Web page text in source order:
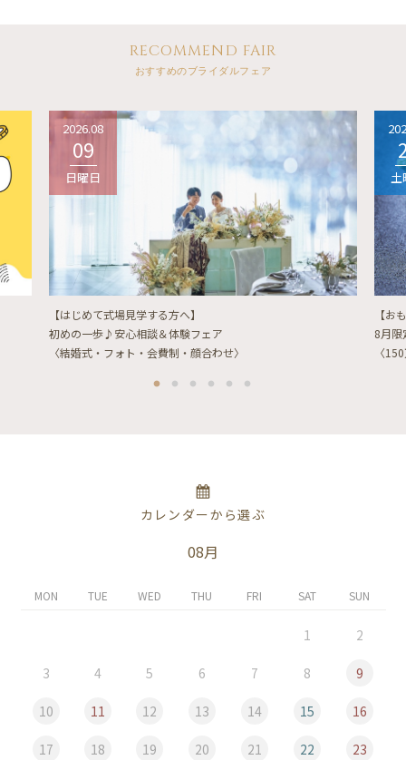
RECOMMEND FAIR
おすすめのブライダルフェア
2026.08
09
日曜日
【はじめて式場見学する方へ】
初めの一歩♪安心相談＆体験フェア
〈結婚式・フォト・会費制・顔合わせ〉
土
【お
8月限
〈
カレンダーから選ぶ
08月
MON TUE WED THU FRI SAT SUN
1 2
3 4 5 6 7 8 9
10 11 12 13 14 15 16
17 18 19 20 21 22 23